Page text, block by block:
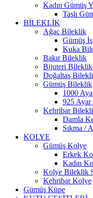
Kadın Gümüş
Taşlı
BİLEKLİK
Ağaç Bileklik
Gümüş
Kuka
Bakır Bileklik
Bijuteri Bileklik
Doğaltaş
Gümüş Bileklik
1000
925
Kehribar
Damla
Sıkma /
KOLYE
Gümüş Kolye
Erkek
Kadın
Kolye Bileklik
Kehribar Kolye
Gümüş Küpe